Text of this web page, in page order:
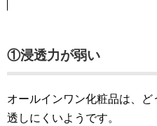
①浸透力が弱い
オールインワン化粧品は、
透しにくいようです。